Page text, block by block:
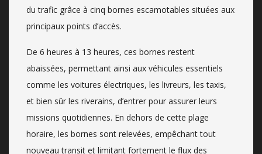
du trafic grâce à cinq bornes escamotables situées aux
principaux points d’accès.
De 6 heures à 13 heures, ces bornes restent
abaissées, permettant ainsi aux véhicules essentiels
comme les voitures électriques, les livreurs, les taxis,
et bien sûr les riverains, d’entrer pour assurer leurs
missions quotidiennes. En dehors de cette plage
horaire, les bornes sont relevées, empêchant tout
nouveau transit et limitant fortement le flux des